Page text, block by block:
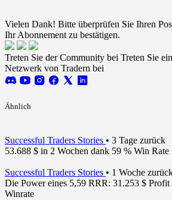
Vielen Dank! Bitte überprüfen Sie Ihren
Ihr Abonnement zu bestätigen.
Treten Sie der Community bei Treten Sie
Netzwerk von Tradern bei
Ähnlich
Successful Traders Stories • 3 Tage zurück
53.688 $ in 2 Wochen dank 59 % Win Rate
Successful Traders Stories • 1 Woche
Die Power eines 5,59 RRR: 31.253 $ Profit
Winrate